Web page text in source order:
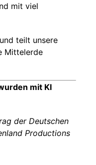
mit viel
teilt unsere
Mittelerde
mit KI
der Deutschen
Productions